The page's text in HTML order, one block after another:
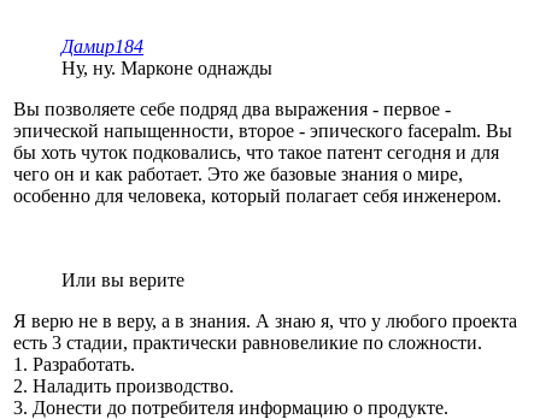
Дамир184
Ну, ну. Марконе однажды
Вы позволяете себе подряд два выражения - первое -
эпической напыщенности, второе - эпического facepalm. Вы
бы хоть чуток подковались, что такое патент сегодня и для
чего он и как работает. Это же базовые знания о мире,
особенно для человека, который полагает себя инженером.
Или вы верите
Я верю не в веру, а в знания. А знаю я, что у любого проекта
есть 3 стадии, практически равновеликие по сложности.
1. Разработать.
2. Наладить производство.
3. Донести до потребителя информацию о продукте.